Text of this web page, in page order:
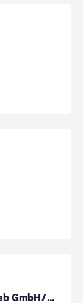
Energie AG Oberösterreich Vertrieb GmbH/b4a7a746-dfaa-4dc5-8523-1e63f75eeba6